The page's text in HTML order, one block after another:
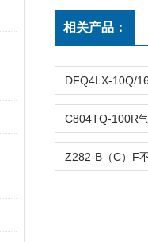
相关产品：